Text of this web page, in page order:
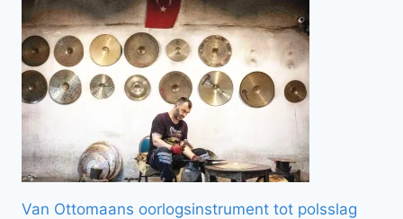
Van Ottomaans oorlogsinstrument tot polsslag